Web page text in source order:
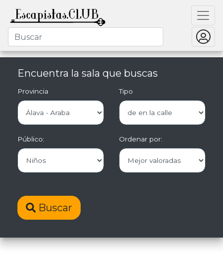
Encuentra la sala que buscas
Provincia Tipo
Público: Ordenar por:
Buscar